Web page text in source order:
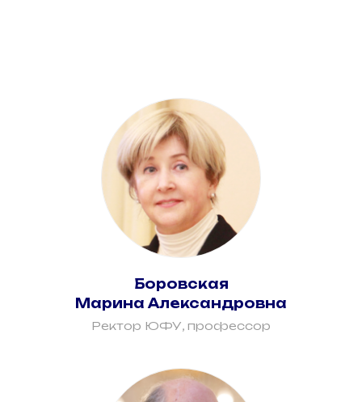
Боровская
Марина Александровна
Ректор ЮФУ, профессор